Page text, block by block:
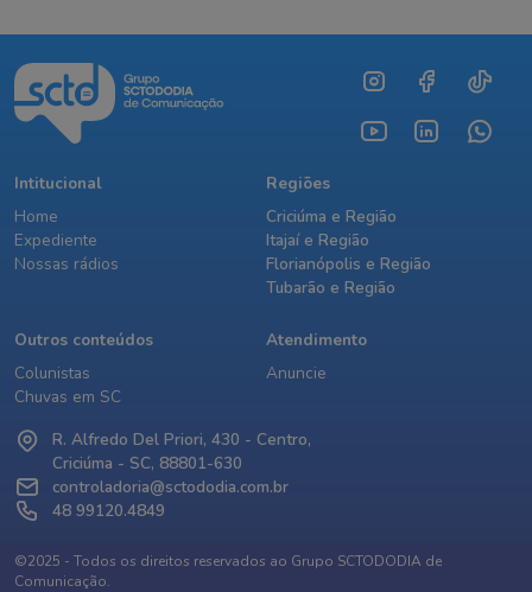
Intitucional
Home
Expediente
Nossas rádios
Regiões
Criciúma e Região
Itajaí e Região
Florianópolis e Região
Tubarão e Região
Outros conteúdos
Colunistas
Chuvas em SC
Atendimento
Anuncie
R. Alfredo Del Priori, 430 - Centro,
Criciúma - SC, 88801-630
controladoria@sctododia.com.br
48 99120.4849
©2025 - Todos os direitos reservados ao Grupo SCTODODIA de
Comunicação.